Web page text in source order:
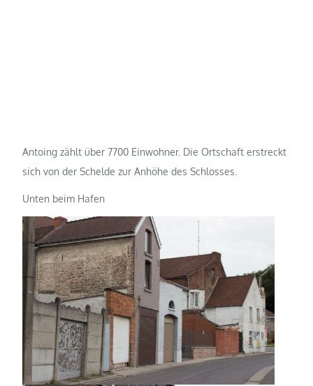
Antoing zählt über 7700 Einwohner. Die Ortschaft erstreckt
sich von der Schelde zur Anhöhe des Schlosses.
Unten beim Hafen